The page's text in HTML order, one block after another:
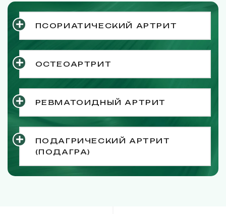
ПСОРИАТИЧЕСКИЙ АРТРИТ
ОСТЕОАРТРИТ
РЕВМАТОИДНЫЙ АРТРИТ
ПОДАГРИЧЕСКИЙ АРТРИТ
(ПОДАГРА)